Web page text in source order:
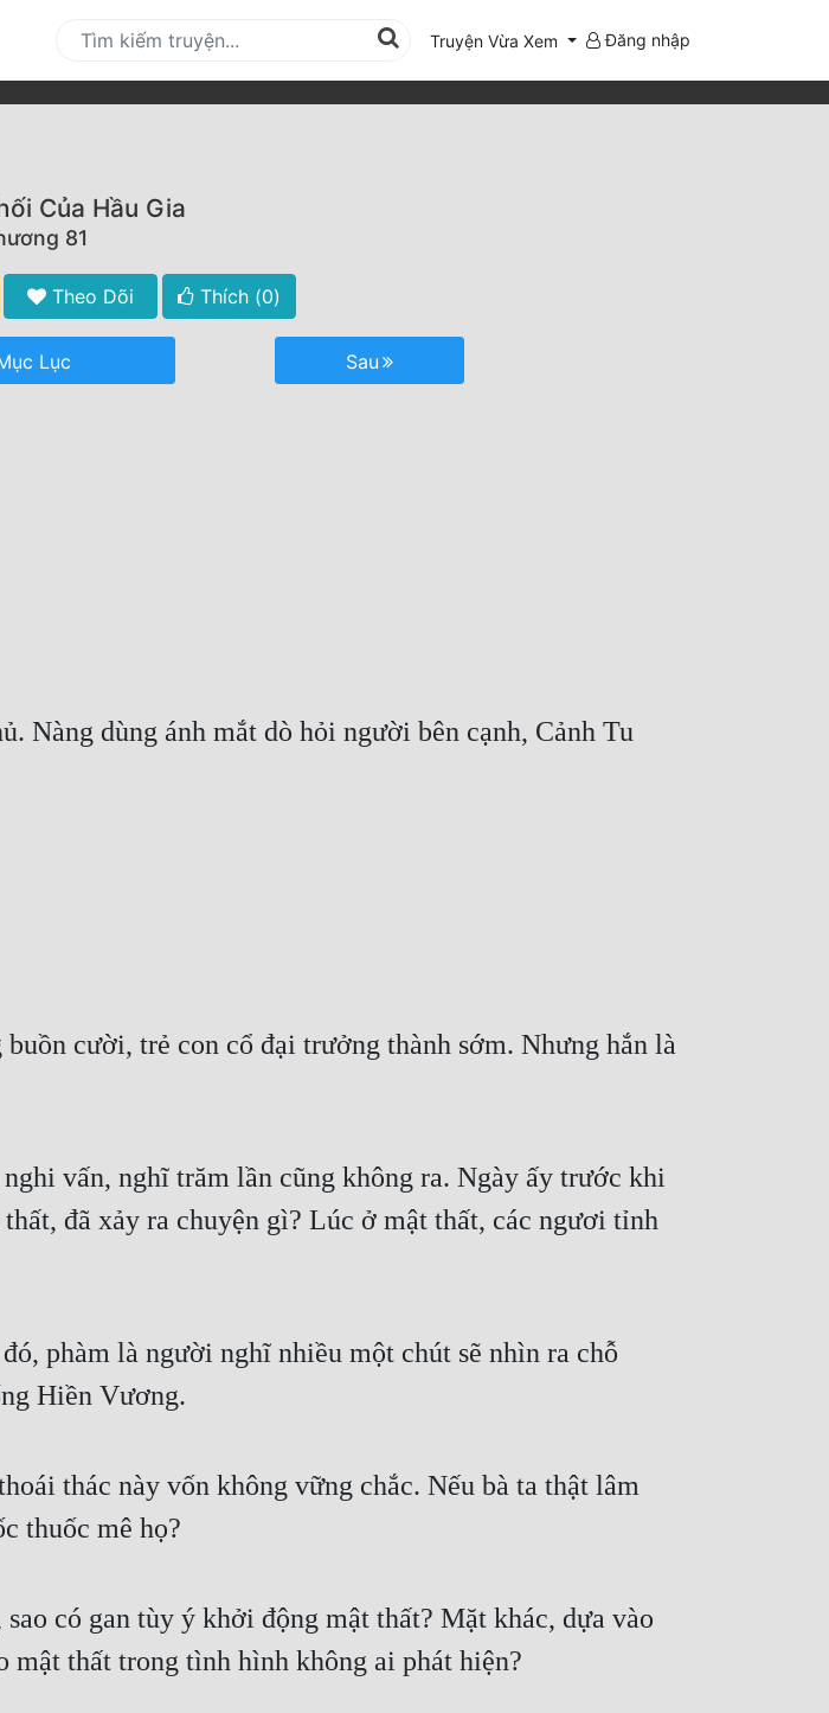
Truyện Vừa Xem Đăng nhập
Của Hầu Gia
81
Theo Dõi Thích (0)
Lục Sau
Nàng dùng ánh mắt dò hỏi người bên cạnh, Cảnh Tu
cười, trẻ con cổ đại trưởng thành sớm. Nhưng hắn là
vấn, nghĩ trăm lần cũng không ra. Ngày ấy trước khi
đã xảy ra chuyện gì? Lúc ở mật thất, các ngươi tỉnh
phàm là người nghĩ nhiều một chút sẽ nhìn ra chỗ
Hiền Vương.
thác này vốn không vững chắc. Nếu bà ta thật lâm
thuốc mê họ?
có gan tùy ý khởi động mật thất? Mặt khác, dựa vào
mật thất trong tình hình không ai phát hiện?